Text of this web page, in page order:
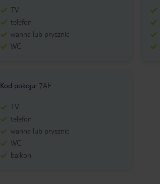
TV
telefon
wanna lub prysznic
WC
Kod pokoju: 7AE
TV
telefon
wanna lub prysznic
WC
balkon